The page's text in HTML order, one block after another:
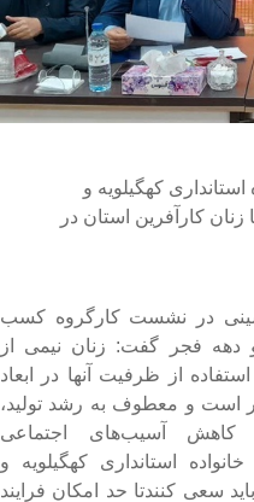
کهگیلویه و
زنان کارآفرین استان در
در نشست کارگروه کسب
و دهه فجر گفت: زنان نیمی از
از ظرفیت آنها در ابعاد
است و معطوف به رشد تولید،
آسیب‌های اجتماعی
استانداری کهگیلویه و
سعی کنندتا حد امکان فرایند